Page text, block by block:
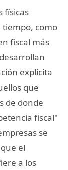
físicas
como
fiscal más
explícita
que
de donde
fiscal"
se
el
a los